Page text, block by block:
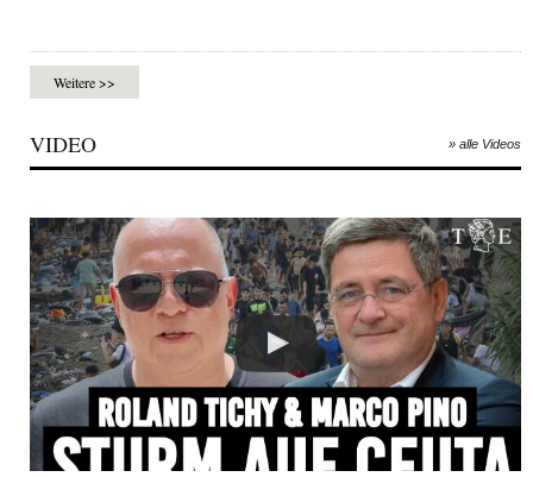
Weitere >>
VIDEO » alle Videos